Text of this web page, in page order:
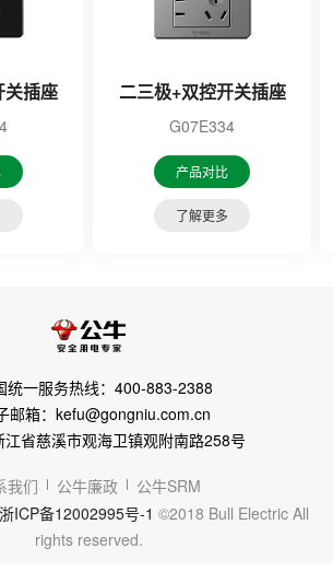
关插座 二三极+双控开关插座
G07E334
产品对比
了解更多
统一服务热线：400-883-2388
邮箱：kefu@gongniu.com.cn
江省慈溪市观海卫镇观附南路258号
我们 公牛廉政
公牛SRM
浙ICP备12002995号-1 ©2018 Bull Electric All
rights reserved.